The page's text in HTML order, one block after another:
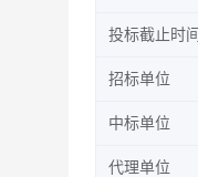
投标截止时间
招标单位
中标单位
代理单位